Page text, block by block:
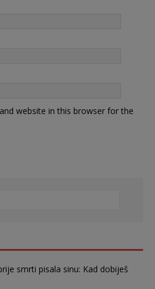
website in this browser for the
smrti pisala sinu: Kad dobiješ